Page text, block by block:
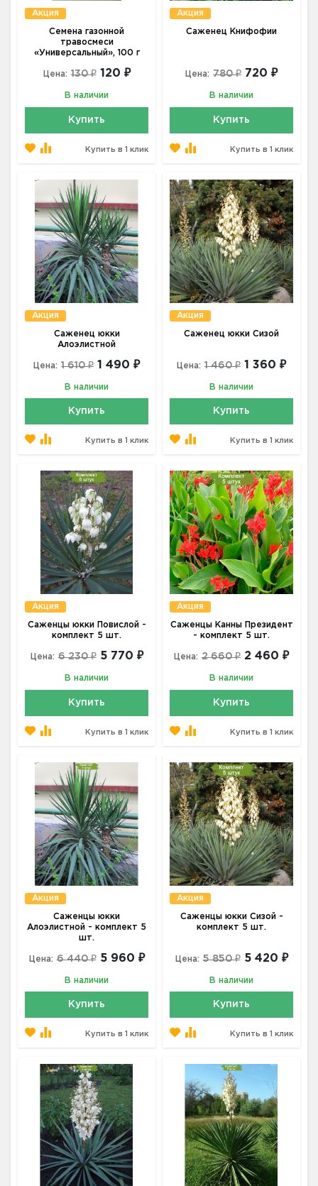
Акция
Семена газонной
травосмеси
«Универсальный», 100 г
Цена: 130 ₽ 120 ₽
В наличии
Купить
Купить в 1 клик
Акция
Саженец Книфофии
Цена: 780 ₽ 720 ₽
В наличии
Купить
Купить в 1 клик
Акция
Саженец юкки
Алоэлистной
Цена: 1 610 ₽ 1 490 ₽
В наличии
Купить
Купить в 1 клик
Акция
Саженец юкки Сизой
Цена: 1 460 ₽ 1 360 ₽
В наличии
Купить
Купить в 1 клик
Акция
Саженцы юкки Повислой -
комплект 5 шт.
Цена: 6 230 ₽ 5 770 ₽
В наличии
Купить
Купить в 1 клик
Акция
Саженцы Канны Президент
- комплект 5 шт.
Цена: 2 660 ₽ 2 460 ₽
В наличии
Купить
Купить в 1 клик
Акция
Саженцы юкки
Алоэлистной - комплект 5
шт.
Цена: 6 440 ₽ 5 960 ₽
В наличии
Купить
Купить в 1 клик
Акция
Саженцы юкки Сизой -
комплект 5 шт.
Цена: 5 850 ₽ 5 420 ₽
В наличии
Купить
Купить в 1 клик